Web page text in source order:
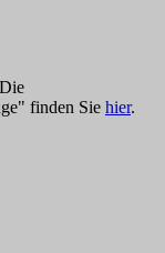
finden Sie hier.